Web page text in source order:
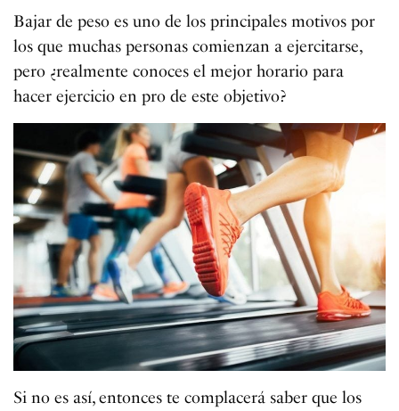
Bajar de peso es uno de los principales motivos por
los que muchas personas comienzan a ejercitarse,
pero ¿realmente conoces el mejor horario para
hacer ejercicio en pro de este objetivo?
Si no es así, entonces te complacerá saber que los